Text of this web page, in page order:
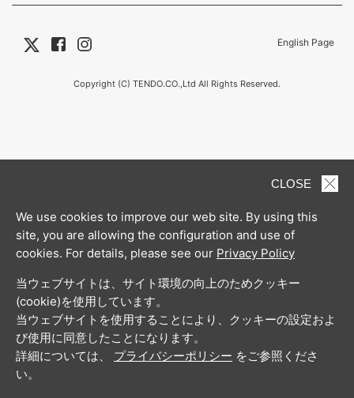
English Page
Copyright (C) TENDO.CO.,Ltd All Rights Reserved.
CLOSE
We use cookies to improve our web site. By using this
site, you are allowing the configuration and use of
cookies. For details, please see our Privacy Policy
当ウェブサイトは、サイト環境の向上のためクッキー
(cookie)を使用しています。
当ウェブサイトを使用することにより、クッキーの設定およ
び使用に同意したことになります。
詳細については、 プライバシーポリシー をご参照くださ
い。